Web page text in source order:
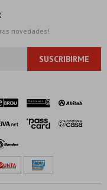
novedades!
SUSCRIBIRME